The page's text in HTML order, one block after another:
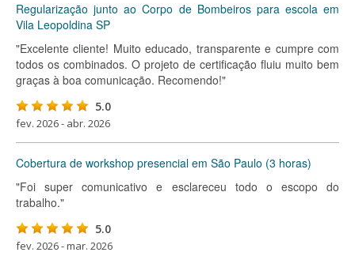
Regularização junto ao Corpo de Bombeiros para escola em
Vila Leopoldina SP
"Excelente cliente! Muito educado, transparente e cumpre com
todos os combinados. O projeto de certificação fluiu muito bem
graças à boa comunicação. Recomendo!"
5.0
fev. 2026 - abr. 2026
Cobertura de workshop presencial em São Paulo (3 horas)
"Foi super comunicativo e esclareceu todo o escopo do
trabalho."
5.0
fev. 2026 - mar. 2026